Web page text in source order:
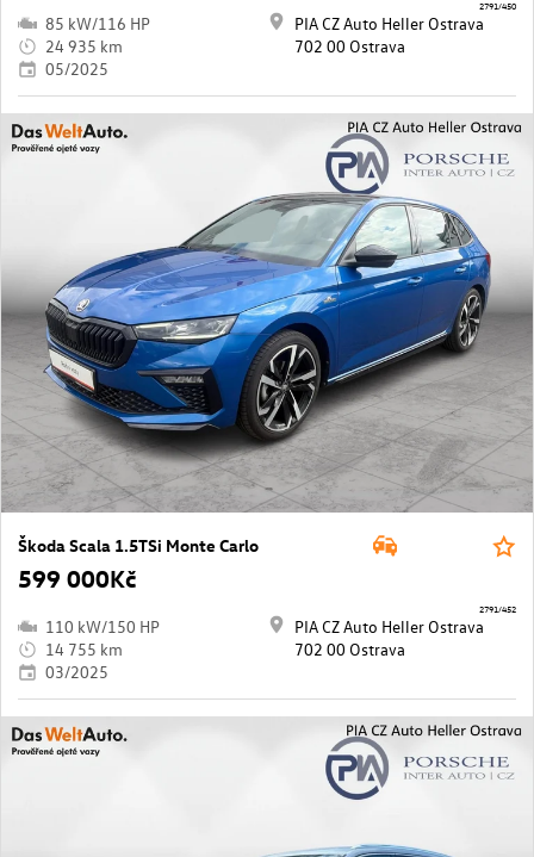
85 kW/116 HP
24 935 km
05/2025
PIA CZ Auto Heller Ostrava
702 00 Ostrava
2791/450
Škoda Scala 1.5TSi Monte Carlo
599 000Kč
110 kW/150 HP
14 755 km
03/2025
PIA CZ Auto Heller Ostrava
702 00 Ostrava
2791/452